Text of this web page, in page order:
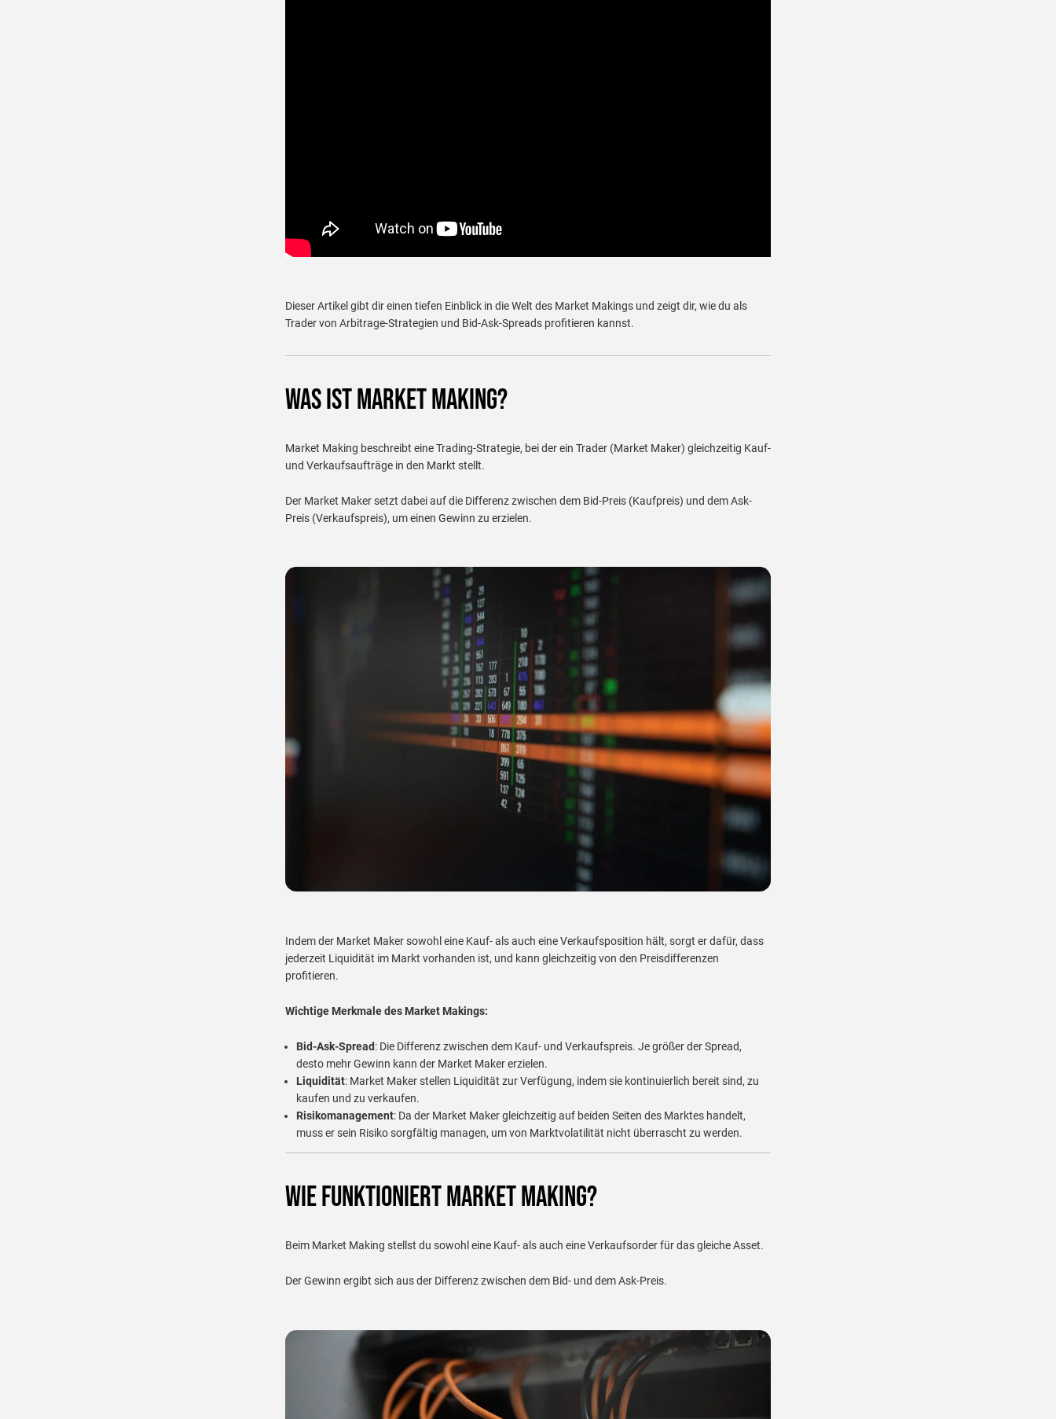
Dieser Artikel gibt dir einen tiefen Einblick in die Welt des Market Makings und zeigt dir, wie du als
Trader von Arbitrage-Strategien und Bid-Ask-Spreads profitieren kannst.
Was ist Market Making?
Market Making beschreibt eine Trading-Strategie, bei der ein Trader (Market Maker) gleichzeitig Kauf-
und Verkaufsaufträge in den Markt stellt.
Der Market Maker setzt dabei auf die Differenz zwischen dem Bid-Preis (Kaufpreis) und dem Ask-
Preis (Verkaufspreis), um einen Gewinn zu erzielen.
Indem der Market Maker sowohl eine Kauf- als auch eine Verkaufsposition hält, sorgt er dafür, dass
jederzeit Liquidität im Markt vorhanden ist, und kann gleichzeitig von den Preisdifferenzen
profitieren.
Wichtige Merkmale des Market Makings:
Bid-Ask-Spread: Die Differenz zwischen dem Kauf- und Verkaufspreis. Je größer der Spread,
desto mehr Gewinn kann der Market Maker erzielen.
Liquidität: Market Maker stellen Liquidität zur Verfügung, indem sie kontinuierlich bereit sind, zu
kaufen und zu verkaufen.
Risikomanagement: Da der Market Maker gleichzeitig auf beiden Seiten des Marktes handelt,
muss er sein Risiko sorgfältig managen, um von Marktvolatilität nicht überrascht zu werden.
Wie funktioniert Market Making?
Beim Market Making stellst du sowohl eine Kauf- als auch eine Verkaufsorder für das gleiche Asset.
Der Gewinn ergibt sich aus der Differenz zwischen dem Bid- und dem Ask-Preis.